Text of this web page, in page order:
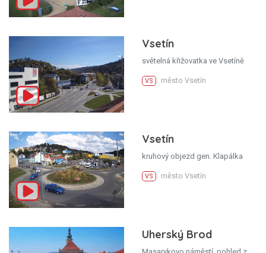
Vsetín
světelná křižovatka ve Vsetíně
VS město Vsetín
Vsetín
kruhový objezd gen. Klapálka
VS město Vsetín
Uherský Brod